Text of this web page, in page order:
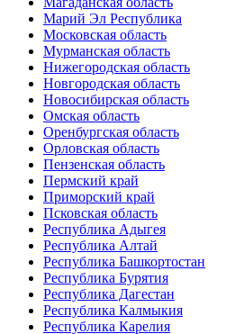
Марий Эл Республика
Московская область
Мурманская область
Нижегородская область
Новгородская область
Новосибирская область
Омская область
Оренбургская область
Орловская область
Пензенская область
Пермский край
Приморский край
Псковская область
Республика Адыгея
Республика Алтай
Республика Башкортостан
Республика Бурятия
Республика Дагестан
Республика Калмыкия
Республика Карелия